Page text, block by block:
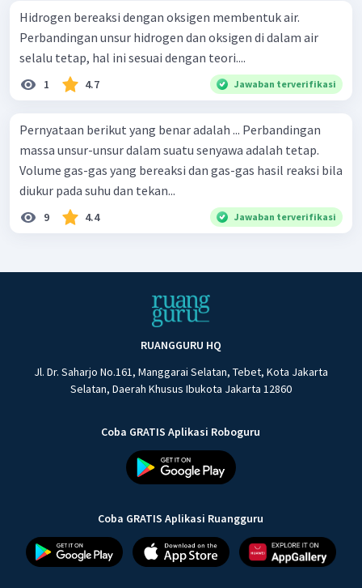
Hidrogen bereaksi dengan oksigen membentuk air.
Perbandingan unsur hidrogen dan oksigen di dalam air
selalu tetap, hal ini sesuai dengan teori....
1 4.7 Jawaban terverifikasi
Pernyataan berikut yang benar adalah ... Perbandingan
massa unsur-unsur dalam suatu senyawa adalah tetap.
Volume gas-gas yang bereaksi dan gas-gas hasil reaksi bila
diukur pada suhu dan tekan...
9 4.4 Jawaban terverifikasi
RUANGGURU HQ
Jl. Dr. Saharjo No.161, Manggarai Selatan, Tebet, Kota Jakarta
Selatan, Daerah Khusus Ibukota Jakarta 12860
Coba GRATIS Aplikasi Roboguru
Coba GRATIS Aplikasi Ruangguru